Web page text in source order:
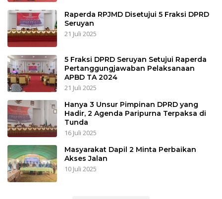
Raperda RPJMD Disetujui 5 Fraksi DPRD
Seruyan
21 Juli 2025
5 Fraksi DPRD Seruyan Setujui Raperda
Pertanggungjawaban Pelaksanaan
APBD TA 2024
21 Juli 2025
Hanya 3 Unsur Pimpinan DPRD yang
Hadir, 2 Agenda Paripurna Terpaksa di
Tunda
16 Juli 2025
Masyarakat Dapil 2 Minta Perbaikan
Akses Jalan
10 Juli 2025